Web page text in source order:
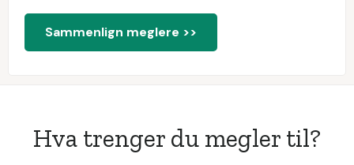
Sammenlign meglere >>
Hva trenger du megler til?